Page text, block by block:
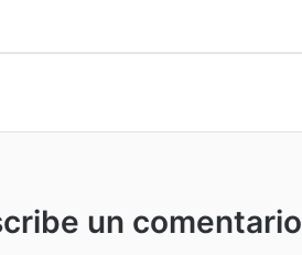
un comentario